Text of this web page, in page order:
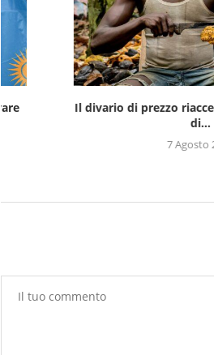
Il divario di prezzo riaccende il